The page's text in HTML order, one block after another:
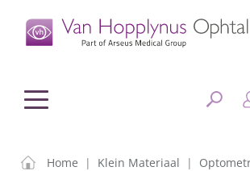
Home | Klein Materiaal |